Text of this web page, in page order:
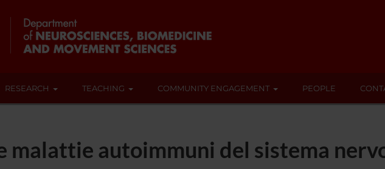
RESEARCH TEACHING COMMUNITY ENGAGEMENT PEOPLE
malattie autoimmuni del sistema